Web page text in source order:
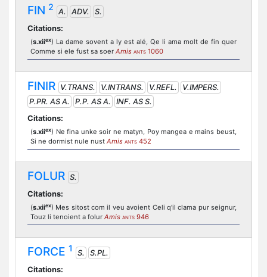
FIN 2 A. ADV.
S.
Citations:
(s.xiiex) La dame sovent a ly est alé, Qe li ama molt de fin quer
Comme si ele fust sa soer Amis ANTS 1060
FINIR V.TRANS. V.INTRANS. V.REFL.
V.IMPERS.
P.PR. AS A.
P.P. AS A.
INF. AS S.
Citations:
(s.xiiex) Ne fina unke soir ne matyn, Poy mangea e mains beust,
Si ne dormist nule nust Amis ANTS 452
FOLUR S.
Citations:
(s.xiiex) Mes sitost com il veu avoient Celi q'il clama pur seignur,
Touz li tenoient a folur Amis ANTS 946
FORCE 1 S.
S.PL.
Citations: